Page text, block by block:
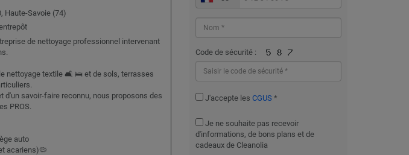
Haute-Savoie (74)
de nettoyage professionnel intervenant
nettoyage textile 🛋️ 🛌 et de sols, terrasses
d'un savoir-faire reconnu, nous proposons des
PROS.
auto
acariens)🦠
Code de sécurité :
J'accepte les CGUS *
Je ne souhaite pas recevoir
d'informations, de bons plans et de
cadeaux de Cleanolia